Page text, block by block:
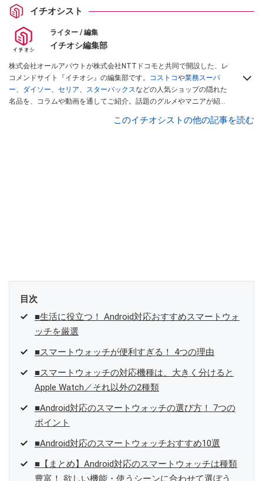
イチオシスト
ライター / 編集
イチオシ編集部
株式会社オールアバウトが株式会社NTTドコモと共同で開設した、レ
コメンドサイト『イチオシ』の編集部です。 コストコや業務スーパ
ー、 ダイソー、 セリア、 スターバックスなどの人気ショップの隠れた
名品を、コラムや動画を通してご紹介。話題のグルメやマニアが紹介
インフルエンサーが実際に使用してレビューしています。毎日トレン
このイチオシストの他の記事を読む
目次
■生活に役立つ！ Android対応おすすめスマートウォ
ッチを厳選
■スマートウォッチが便利すぎる！ 4つの理由
■スマートウォッチの対応機種は、大きく分けると
Apple Watch／それ以外の2種類
■Android対応のスマートウォッチの選び方！ 7つの
ポイント
■Android対応のスマートウォッチおすすめ10選
■【まとめ】Android対応のスマートウォッチは種類
豊富！ 欲しい機能・使うシーンに合わせて選ぼう